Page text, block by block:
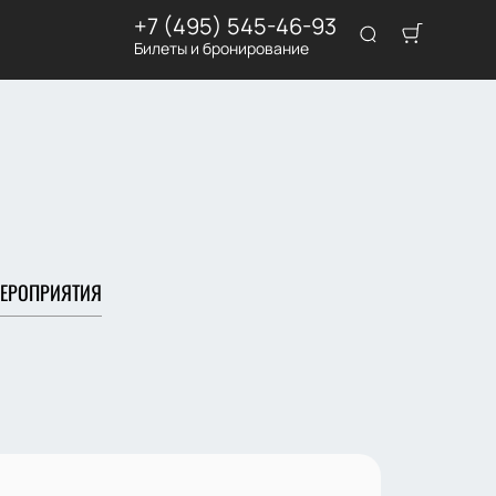
+7 (495) 545-46-93
Билеты и бронирование